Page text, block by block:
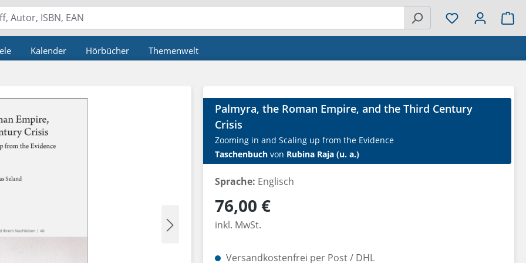
Kalender Hörbücher Themenwelt
Palmyra, the Roman Empire, and the Third Century
Crisis
Zooming in and Scaling up from the Evidence
Taschenbuch von Rubina Raja (u. a.)
Sprache: Englisch
Regulärer Preis:
76,00 €
inkl. MwSt.
Versandkostenfrei per Post / DHL